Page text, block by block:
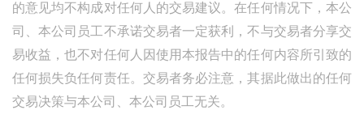
的意见均不构成对任何人的交易建议。在任何情况下，本公
司、本公司员工不承诺交易者一定获利，不与交易者分享交
易收益，也不对任何人因使用本报告中的任何内容所引致的
任何损失负任何责任。交易者务必注意，其据此做出的任何
交易决策与本公司、本公司员工无关。